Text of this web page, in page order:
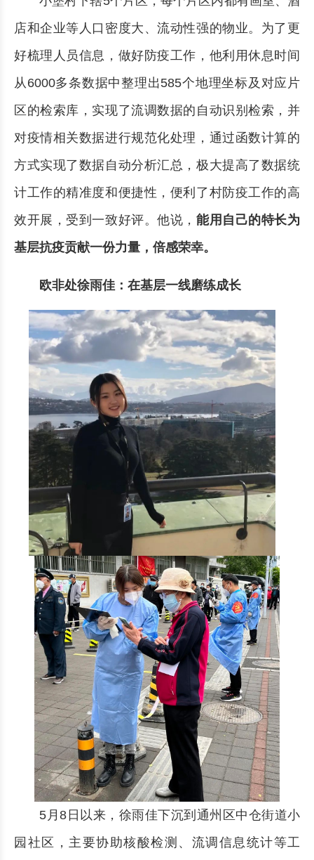
店和企业等人口密度大、流动性强的物业。为了更
好梳理人员信息，做好防疫工作，他利用休息时间
从6000多条数据中整理出585个地理坐标及对应片
区的检索库，实现了流调数据的自动识别检索，并
对疫情相关数据进行规范化处理，通过函数计算的
方式实现了数据自动分析汇总，极大提高了数据统
计工作的精准度和便捷性，便利了村防疫工作的高
效开展，受到一致好评。他说， 能用自己的特长为
基层抗疫贡献一份力量，倍感荣幸。
欧非处徐雨佳：在基层一线磨练成长
5月8日以来，徐雨佳下沉到通州区中仓街道小
园社区，主要协助核酸检测、流调信息统计等工